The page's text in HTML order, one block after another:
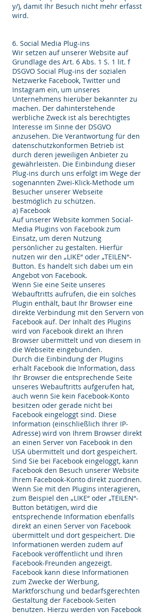
y/), damit Ihr Besuch nicht mehr erfasst
wird.
6. Social Media Plug-ins
Wir setzen auf unserer Website auf
Grundlage des Art. 6 Abs. 1 S. 1 lit. f
DSGVO Social Plug-ins der sozialen
Netzwerke Facebook, Twitter und
Instagram ein, um unseres
Unternehmens hierüber bekannter zu
machen. Der dahinterstehende
werbliche Zweck ist als berechtigtes
Interesse im Sinne der DSGVO
anzusehen. Die Verantwortung für den
datenschutzkonformen Betrieb ist
durch deren jeweiligen Anbieter zu
gewährleisten. Die Einbindung dieser
Plug-ins durch uns erfolgt im Wege der
sogenannten Zwei-Klick-Methode um
Besucher unserer Webseite
bestmöglich zu schützen.
a) Facebook
Auf unserer Website kommen Social-
Media Plugins von Facebook zum
Einsatz, um deren Nutzung
persönlicher zu gestalten. Hierfür
nutzen wir den „LIKE“ oder „TEILEN“-
Button. Es handelt sich dabei um ein
Angebot von Facebook.
Wenn Sie eine Seite unseres
Webauftritts aufrufen, die ein solches
Plugin enthält, baut Ihr Browser eine
direkte Verbindung mit den Servern von
Facebook auf. Der Inhalt des Plugins
wird von Facebook direkt an Ihren
Browser übermittelt und von diesem in
die Webseite eingebunden.
Durch die Einbindung der Plugins
erhält Facebook die Information, dass
Ihr Browser die entsprechende Seite
unseres Webauftritts aufgerufen hat,
auch wenn Sie kein Facebook-Konto
besitzen oder gerade nicht bei
Facebook eingeloggt sind. Diese
Information (einschließlich Ihrer IP-
Adresse) wird von Ihrem Browser direkt
an einen Server von Facebook in den
USA übermittelt und dort gespeichert.
Sind Sie bei Facebook eingeloggt, kann
Facebook den Besuch unserer Website
Ihrem Facebook-Konto direkt zuordnen.
Wenn Sie mit den Plugins interagieren,
zum Beispiel den „LIKE“ oder „TEILEN“-
Button betätigen, wird die
entsprechende Information ebenfalls
direkt an einen Server von Facebook
übermittelt und dort gespeichert. Die
Informationen werden zudem auf
Facebook veröffentlicht und Ihren
Facebook-Freunden angezeigt.
Facebook kann diese Informationen
zum Zwecke der Werbung,
Marktforschung und bedarfsgerechten
Gestaltung der Facebook-Seiten
benutzen. Hierzu werden von Facebook